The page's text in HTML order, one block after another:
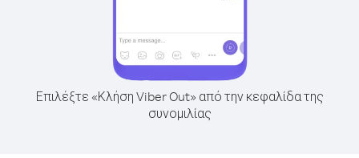
Επιλέξτε «Κλήση Viber Out» από την κεφαλίδα της
συνομιλίας